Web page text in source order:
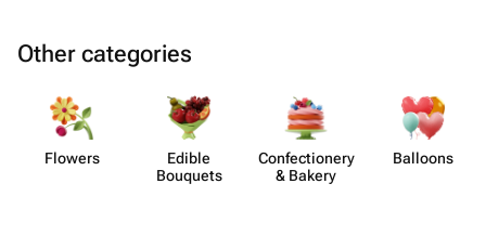
Other categories
Flowers
Edible
Bouquets
Confect​ionery
& Bakery
Balloons